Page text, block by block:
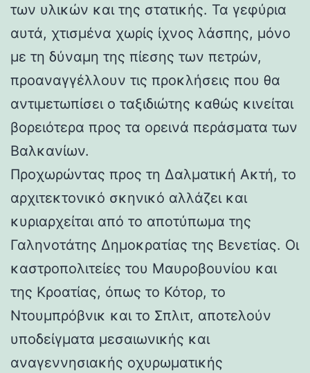
των υλικών και της στατικής. Τα γεφύρια
αυτά, χτισμένα χωρίς ίχνος λάσπης, μόνο
με τη δύναμη της πίεσης των πετρών,
προαναγγέλλουν τις προκλήσεις που θα
αντιμετωπίσει ο ταξιδιώτης καθώς κινείται
βορειότερα προς τα ορεινά περάσματα των
Βαλκανίων.
Προχωρώντας προς τη Δαλματική Ακτή, το
αρχιτεκτονικό σκηνικό αλλάζει και
κυριαρχείται από το αποτύπωμα της
Γαληνοτάτης Δημοκρατίας της Βενετίας. Οι
καστροπολιτείες του Μαυροβουνίου και
της Κροατίας, όπως το Κότορ, το
Ντουμπρόβνικ και το Σπλιτ, αποτελούν
υποδείγματα μεσαιωνικής και
αναγεννησιακής οχυρωματικής